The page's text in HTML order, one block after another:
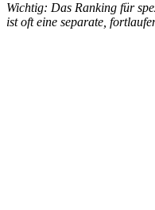
Wichtig: Das Ranking für
ist oft eine separate,